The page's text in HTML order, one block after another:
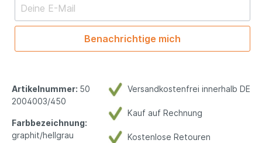
Benachrichtige mich
Versandkostenfrei innerhalb DE
Kauf auf Rechnung
Kostenlose Retouren
Artikelnummer: 50
2004003/450
Farbbezeichnung:
graphit/hellgrau